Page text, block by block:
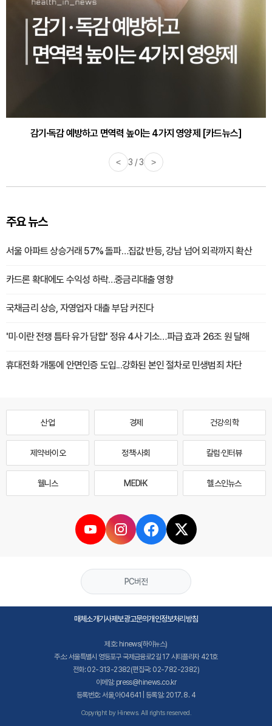
감기·독감 예방하고 면역력 높이는 4가지 영양제 [카드뉴스]
< 3 / 3 >
주요 뉴스
서울 아파트 상승거래 57% 돌파…집값 반등, 강남 넘어 외곽까지 확산
카드론 확대에도 수익성 하락…중금리대출 영향
국채금리 상승, 자영업자 대출 부담 커진다
'미·이란 전쟁 틈타 유가 담합' 정유 4사 기소…파급 효과 26조 원 달해
휴대전화 개통에 안면인증 도입...강화된 본인 절차로 민생범죄 차단
산업 경제 건강·의학
제약·바이오 정책·사회 칼럼·인터뷰
웰니스 MEDI·K 헬스인뉴스
PC버전
매체소개기사제보광고문의개인정보처리방침
제호: hinews(하이뉴스)
주소: 서울특별시 영등포구 국제금융로2길 17 시티플라자 421호
전화: 02-313-2382(편집국: 02-782-2382)
이메일: press@hinews.co.kr
등록번호: 서울,아04641 | 등록일: 2017. 8. 4
Copyright by Hinews. All rights reserved.